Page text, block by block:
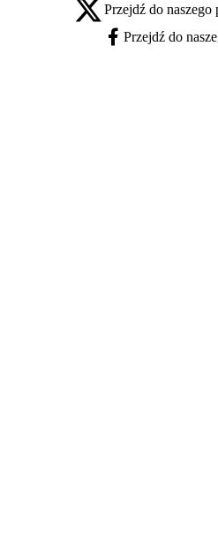
X - otwiera się w nowej karcie
Przejdź do
Facebook - otwiera się w
Przejdź do